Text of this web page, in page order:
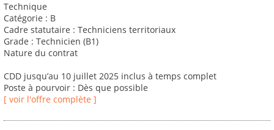
Technique
Catégorie : B
Cadre statutaire : Techniciens territoriaux
Grade : Technicien (B1)
Nature du contrat
CDD jusqu’au 10 juillet 2025 inclus à temps complet
Poste à pourvoir : Dès que possible
[ voir l'offre complète ]